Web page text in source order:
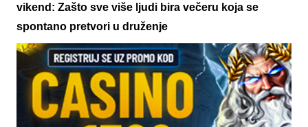
vikend: Zašto sve više ljudi bira večeru koja se
spontano pretvori u druženje